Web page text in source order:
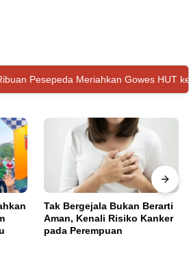
Meriahkan Gowes HUT ke 1 Kodam
Tak Bergejala Bukan Berarti
Aman, Kenali Risiko Kanker
pada Perempuan
Gubernur Cudy